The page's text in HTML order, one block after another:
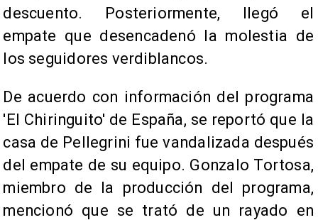
descuento. Posteriormente, llegó el
empate que desencadenó la molestia de
los seguidores verdiblancos.
De acuerdo con información del programa
'El Chiringuito' de España, se reportó que la
casa de Pellegrini fue vandalizada después
del empate de su equipo. Gonzalo Tortosa,
miembro de la producción del programa,
mencionó que se trató de un rayado en